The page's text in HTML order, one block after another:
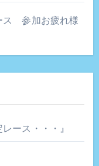
ス 参加お疲れ様
ース・・・』